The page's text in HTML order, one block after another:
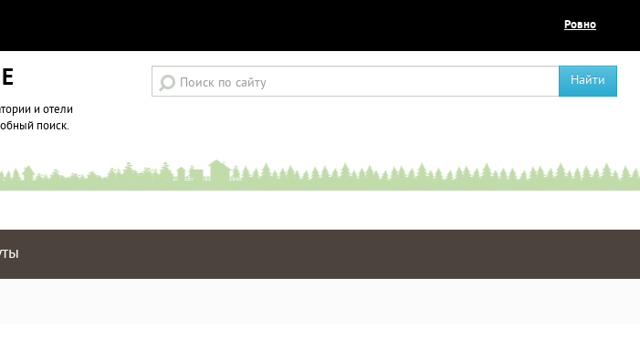
Ровно
и отели
поиск.
Найти